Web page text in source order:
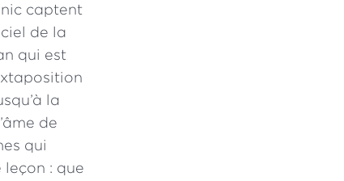
captent
de la
qui est
la
de
qui
: que